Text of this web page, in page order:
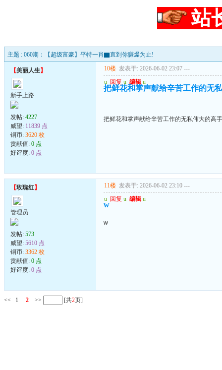
站
主题 : 060期：【超级富豪】平特一肖▇直到你赚爆为止!
【美丽人生】
新手上路
发帖: 4227
威望: 11839 点
铜币: 3620 枚
贡献值: 0 点
好评度: 0 点
10楼 发表于: 2026-06-02 23:07 ---
u 回复 u 编辑 u
把鲜花和掌声献给辛苦工作的无
把鲜花和掌声献给辛苦工作的无私伟大的高
【玫瑰红】
管理员
发帖: 573
威望: 5610 点
铜币: 3362 枚
贡献值: 0 点
好评度: 0 点
11楼 发表于: 2026-06-02 23:10 ---
u 回复 u 编辑 u
w
w
<< 1 2 >> [共2页]